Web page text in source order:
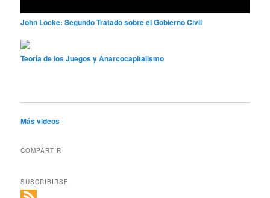
John Locke: Segundo Tratado sobre el Gobierno Civil
Teoría de los Juegos y Anarcocapitalismo
Más videos
COMPARTIR
SUSCRIBIRSE